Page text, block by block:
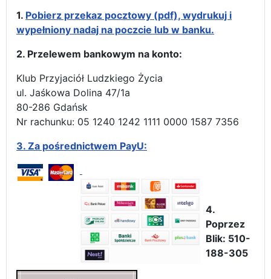
1. Pobierz przekaz pocztowy (pdf), wydrukuj i
wypełniony nadaj na poczcie lub w banku.
2. Przelewem bankowym na konto:
Klub Przyjaciół Ludzkiego Życia
ul. Jaśkowa Dolina 47/1a
80-286 Gdańsk
Nr rachunku: 05 1240 1242 1111 0000 1587 7356
3. Za pośrednictwem PayU:
4.
Poprzez
Blik: 510-
188-305